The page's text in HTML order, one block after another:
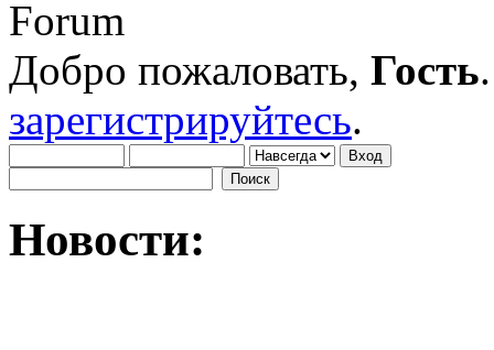
Добро пожаловать, Гость
зарегистрируйтесь.
Новости: